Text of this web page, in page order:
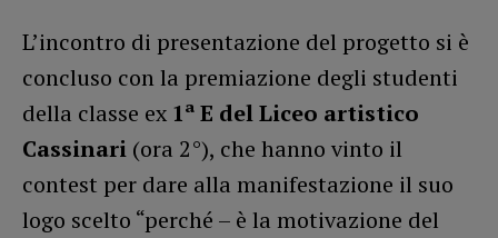
L’incontro di presentazione del progetto si è
concluso con la premiazione degli studenti
della classe ex 1ª E del Liceo artistico
Cassinari (ora 2°), che hanno vinto il
contest per dare alla manifestazione il suo
logo scelto “perché – è la motivazione del